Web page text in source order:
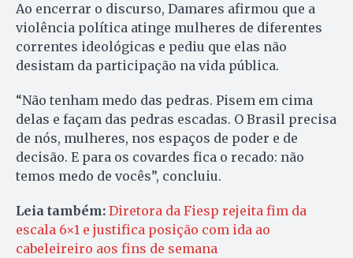
Ao encerrar o discurso, Damares afirmou que a
violência política atinge mulheres de diferentes
correntes ideológicas e pediu que elas não
desistam da participação na vida pública.
“Não tenham medo das pedras. Pisem em cima
delas e façam das pedras escadas. O Brasil precisa
de nós, mulheres, nos espaços de poder e de
decisão. E para os covardes fica o recado: não
temos medo de vocês”, concluiu.
Leia também: Diretora da Fiesp rejeita fim da
escala 6×1 e justifica posição com ida ao
cabeleireiro aos fins de semana